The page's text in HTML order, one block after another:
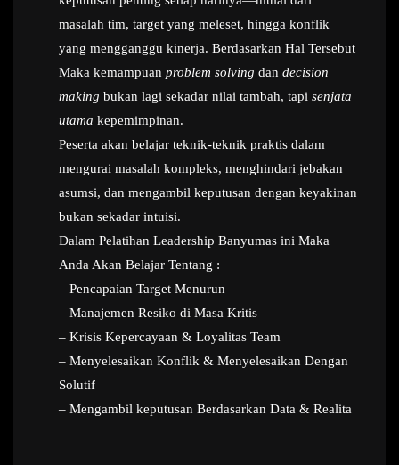
masalah tim, target yang meleset, hingga konflik
yang mengganggu kinerja. Berdasarkan Hal Tersebut
Maka kemampuan problem solving dan decision
making bukan lagi sekadar nilai tambah, tapi senjata
utama kepemimpinan.
Peserta akan belajar teknik-teknik praktis dalam
mengurai masalah kompleks, menghindari jebakan
asumsi, dan mengambil keputusan dengan keyakinan
bukan sekadar intuisi.
Dalam Pelatihan Leadership Banyumas ini Maka
Anda Akan Belajar Tentang :
– Pencapaian Target Menurun
– Manajemen Resiko di Masa Kritis
– Krisis Kepercayaan & Loyalitas Team
– Menyelesaikan Konflik & Menyelesaikan Dengan
Solutif
– Mengambil keputusan Berdasarkan Data & Realita